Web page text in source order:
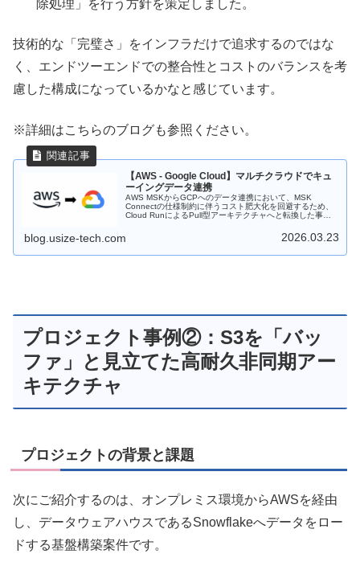
除処理」を行う方針を策定しました。
技術的な「完璧さ」をインフラだけで追求するのではな
く、エンドツーエンドでの整合性とコストのバランスを考
慮した構成になっているかなと感じています。
※詳細はこちらのブログも参照ください。
【AWS - Google Cloud】マルチクラウドでキュ
ーイングデータ連携
AWS MSKからGCPへのデータ連携において、MSK
Connectの仕様制約に伴うコスト肥大化を回避するため、
Cloud RunによるPull型アーキテクチャへと転換した事例
模なマルチクラウド環境下で高効率かつ堅牢なデータパイ
blog.usize-tech.com 2026.03.23
プロジェクト事例②：S3を「バッ
ファ」と見立てた高耐久非同期アー
キテクチャ
プロジェクトの背景と課題
次にご紹介するのは、オンプレミス環境からAWSを経由
し、データウェアハウスであるSnowflakeへデータをロー
ドする基盤構築案件です。